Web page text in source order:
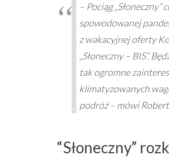
– Pociąg
spowodowanej
z wakacyjnej oferty
„Słoneczny – BIS”.
tak ogromne
klimatyzowanych
podróż – mówi
“Słoneczny”